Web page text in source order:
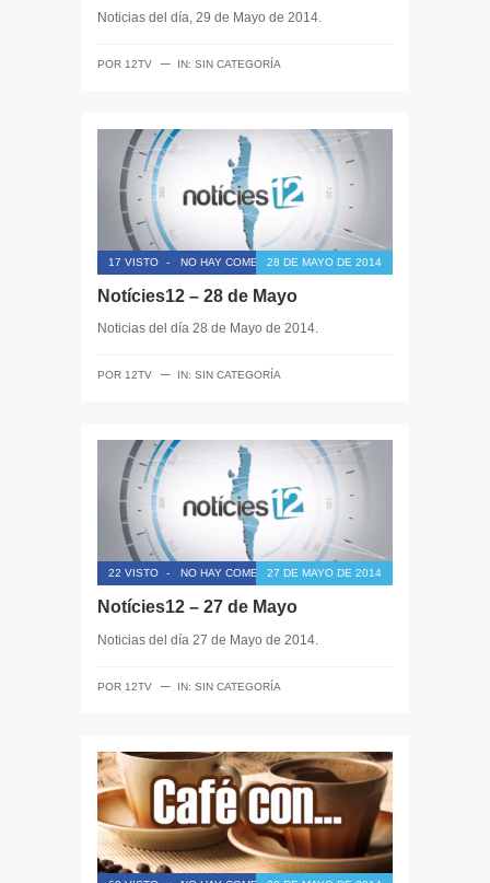
Noticias del día, 29 de Mayo de 2014.
POR 12TV ─ IN: SIN CATEGORÍA
17 VISTO - NO HAY COMENTARIOS28 DE MAYO DE 2014
Notícies12 – 28 de Mayo
Noticias del día 28 de Mayo de 2014.
POR 12TV ─ IN: SIN CATEGORÍA
22 VISTO - NO HAY COMENTARIOS27 DE MAYO DE 2014
Notícies12 – 27 de Mayo
Noticias del día 27 de Mayo de 2014.
POR 12TV ─ IN: SIN CATEGORÍA